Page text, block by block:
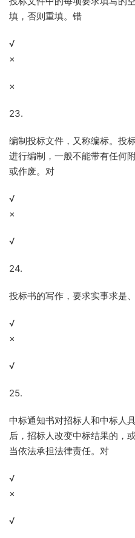
填，否则重填。错
√
×
×
23.
编制投标文件，又称编标。投
进行编制，一般不能带有任何
或作废。对
√
×
√
24.
投标书的写作，要求实事求是
√
×
√
25.
中标通知书对招标人和中标人
后，招标人改变中标结果的，
当依法承担法律责任。对
√
×
√